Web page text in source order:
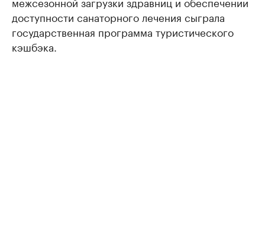
доступности санаторного лечения сыграла
государственная программа туристического
кэшбэка.